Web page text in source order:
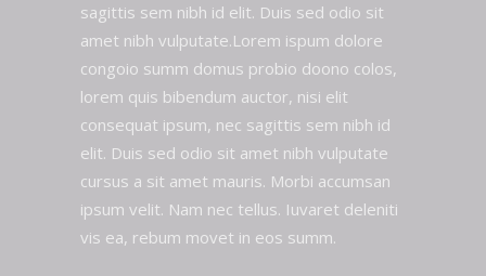
sagittis sem nibh id elit. Duis sed odio sit
amet nibh vulputate.Lorem ispum dolore
congoio summ domus probio doono colos,
lorem quis bibendum auctor, nisi elit
consequat ipsum, nec sagittis sem nibh id
elit. Duis sed odio sit amet nibh vulputate
cursus a sit amet mauris. Morbi accumsan
ipsum velit. Nam nec tellus. Iuvaret deleniti
vis ea, rebum movet in eos summ.